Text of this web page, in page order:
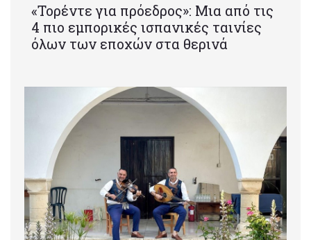
«Τορέντε για πρόεδρος»: Mια από τις
4 πιο εμπορικές ισπανικές ταινίες
όλων των εποχών στα θερινά